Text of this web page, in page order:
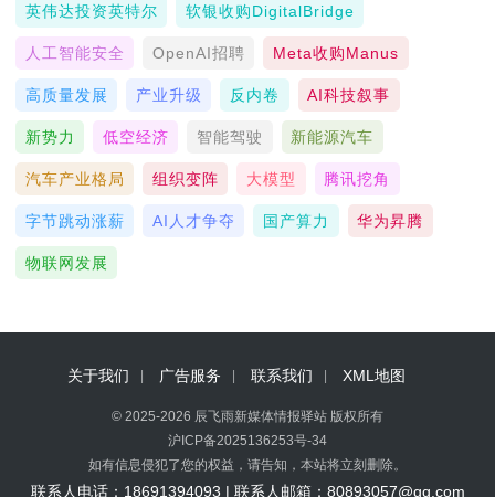
英伟达投资英特尔 软银收购DigitalBridge
人工智能安全 OpenAI招聘 Meta收购Manus
高质量发展 产业升级 反内卷 AI科技叙事
新势力 低空经济 智能驾驶 新能源汽车
汽车产业格局 组织变阵 大模型 腾讯挖角
字节跳动涨薪 AI人才争夺 国产算力 华为昇腾
物联网发展
关于我们 广告服务 联系我们 XML地图
© 2025-2026 辰飞雨新媒体情报驿站 版权所有
沪ICP备2025136253号-34
如有信息侵犯了您的权益，请告知，本站将立刻删除。
联系人电话：18691394093 | 联系人邮箱：80893057@qq.com